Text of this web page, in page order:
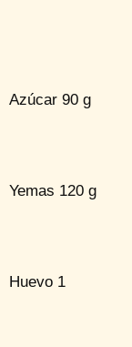
Azúcar 90 g
Yemas 120 g
Huevo 1